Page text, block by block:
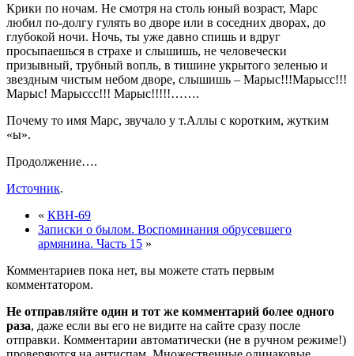
Крики по ночам. Не смотря на столь юный возраст, Марс
любил по-долгу гулять во дворе или в соседних дворах, до
глубокой ночи. Ночь, ты уже давно спишь и вдруг
просыпаешься в страхе и слышишь, не человечески
призывный, трубный вопль, в тишине укрытого зеленью и
звездным чистым небом дворе, слышишь – Марыс!!!Марысс!!!
Марыс! Марыссс!!! Марыс!!!!!…….
Почему то имя Марс, звучало у т.Аллы с коротким, жутким
«ы».
Продолжение….
Источник.
« КВН-69
Записки о былом. Воспоминания обрусевшего
армянина. Часть 15 »
Комментариев пока нет, вы можете стать первым
комментатором.
Не отправляйте один и тот же комментарий более одного
раза, даже если вы его не видите на сайте сразу после
отправки. Комментарии автоматически (не в ручном режиме!)